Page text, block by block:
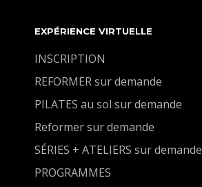
EXPÉRIENCE VIRTUELLE
INSCRIPTION
REFORMER sur demande
PILATES au sol sur demande
Reformer sur demande
SÉRIES + ATELIERS sur demande
PROGRAMMES